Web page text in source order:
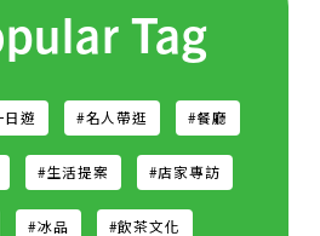
Tag
日遊 #名人帶逛 #餐廳
#生活提案 #店家專訪
#冰品 #飲茶文化